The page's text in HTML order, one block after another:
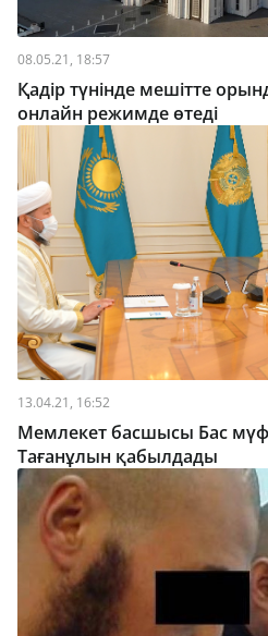
08.05.21, 18:57
Қадір түнінде мешітте
онлайн режимде өтеді
13.04.21, 16:52
Мемлекет басшысы Бас
Тағанұлын қабылдады